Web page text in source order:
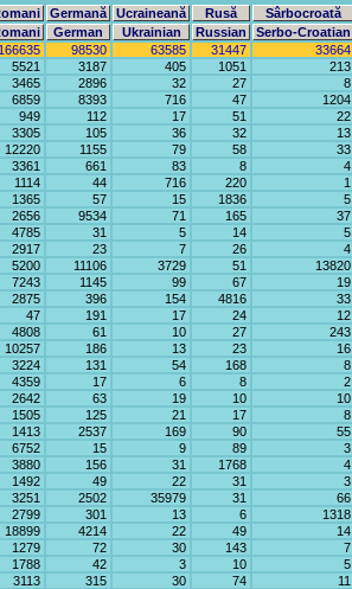
Germană Ucraineană Rusă Sârbocroată
German Ukrainian Russian Serbo-Croatian
166635 98530 63585 31447 33664
5521 3187 405 1051 213
3465 2896 32 27 8
6859 8393 716 47 1204
949 112 17 51 22
3305 105 36 32 13
12220 1155 79 58 33
3361 661 83 8 4
1114 44 716 220 1
1365 57 15 1836 5
2656 9534 71 165 37
4785 31 5 14 5
2917 23 7 26 4
5200 11106 3729 51 13820
7243 1145 99 67 19
2875 396 154 4816 33
47 191 17 24 12
4808 61 10 27 243
10257 186 13 23 16
3224 131 54 168 8
4359 17 6 8 2
2642 63 19 10 10
1505 125 21 17 8
1413 2537 169 90 55
6752 15 9 89 3
3880 156 31 1768 4
1492 49 22 31 3
3251 2502 35979 31 66
2799 301 13 6 1318
18899 4214 22 49 14
1279 72 30 143 7
1788 42 3 10 5
3113 315 30 74 11